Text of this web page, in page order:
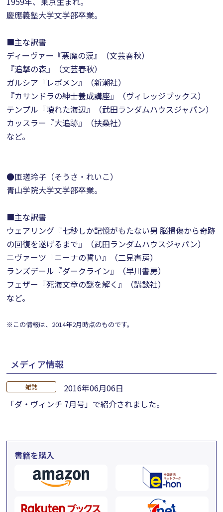
慶應義塾大学文学部卒業。
■主な訳書
ディーヴァー『悪魔の涙』（文芸春秋）
『追撃の森』（文芸春秋）
ガルシア『レポメン』（新潮社）
『カサンドラの紳士養成講座』（ヴィレッジブックス）
テンプル『壊れた海辺』（武田ランダムハウスジャパン）
カッスラー『大追跡』（扶桑社）
など。
●匝瑳玲子（そうさ・れいこ）
青山学院大学文学部卒業。
■主な訳書
ウェアリング『七秒しか記憶がもたない男 脳損傷から奇跡
の回復を遂げるまで』（武田ランダムハウスジャパン）
ニヴァーツ『ニーナの誓い』（二見書房）
ランズデール『ダークライン』（早川書房）
フェザー『死海文章の謎を解く』（講談社）
など。
※この情報は、2014年2月時点のものです。
メディア情報
雑誌
2016年06月06日
「ダ・ヴィンチ 7月号」で紹介されました。
書籍を購入